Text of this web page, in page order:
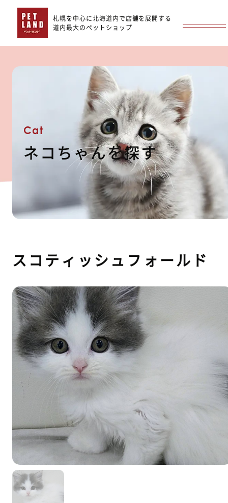
札幌を中心に北海道内で店舗を展開する
道内最大のペットショップ
Cat
ネコちゃんを探す
スコティッシュフォールド